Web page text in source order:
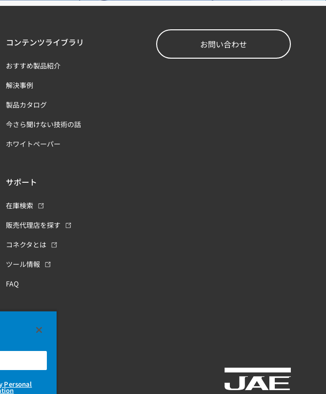
コンテンツライブラリ
おすすめ製品紹介
解決事例
製品カタログ
今さら聞けない技術の話
ホワイトペーパー
サポート
在庫検索
販売代理店を探す
コネクタとは
ツール情報
FAQ
お問い合わせ
Personal